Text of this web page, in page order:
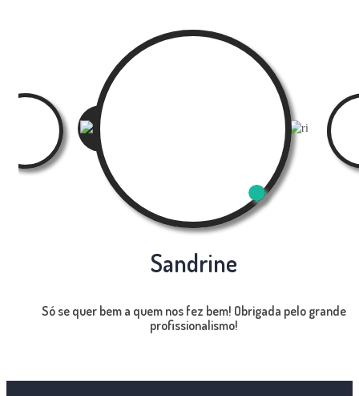
Sandrine
Só se quer bem a quem nos fez bem! Obrigada pelo grande
profissionalismo!